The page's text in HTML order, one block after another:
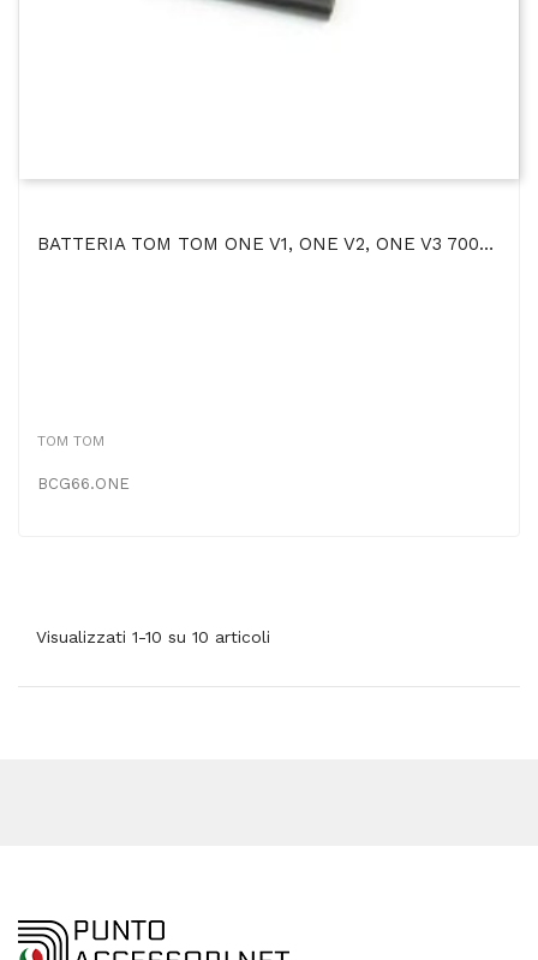
BATTERIA TOM TOM ONE V1, ONE V2, ONE V3 700mAh Li-Ion
TOM TOM
BCG66.ONE
Visualizzati 1-10 su 10 articoli